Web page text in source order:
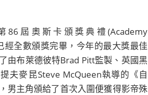
86屆奧斯卡頒獎典禮(Academy
經全數頒獎完畢，今年的最大獎最佳
由布萊德彼特Brad Pitt監製、英國黑
夫麥昆Steve McQueen執導的《自
男主角頒給了首次入圍便獲得影帝殊